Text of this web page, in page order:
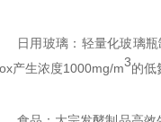
日用玻璃：轻量化玻璃
产生浓度1000mg/m3的低